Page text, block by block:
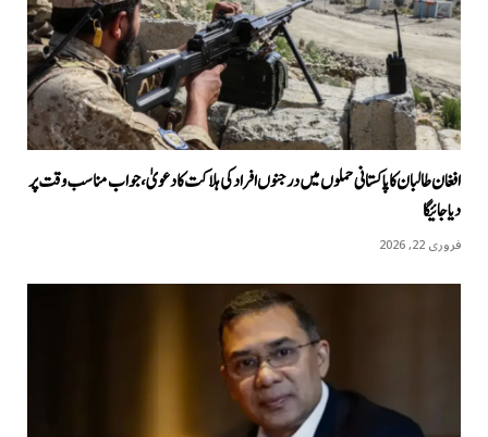
افغان طالبان کا پاکستانی حملوں میں درجنوں افراد کی ہلاکت کا دعویٰ، جواب مناسب وقت پر
دیا جائیگا
فروری 22, 2026